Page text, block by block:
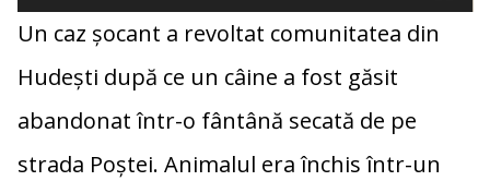
Un caz șocant a revoltat comunitatea din
Hudești după ce un câine a fost găsit
abandonat într-o fântână secată de pe
strada Poștei. Animalul era închis într-un